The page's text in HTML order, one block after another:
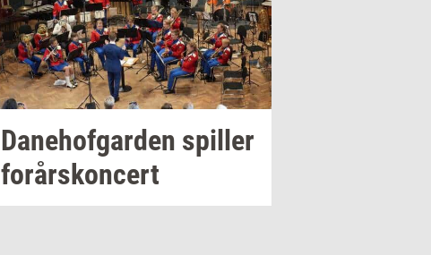
Da­ne­hof­gar­den spil­ler
for­års­kon­cert